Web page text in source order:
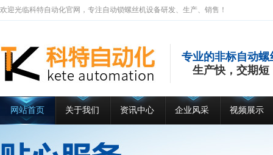
欢迎光临科特自动化官网，专注自动锁螺丝机设备研发、生产、销售！
专业的非标自动螺
生产快，交期短
网站首页 关于我们 资讯中心 企业风采 视频展示